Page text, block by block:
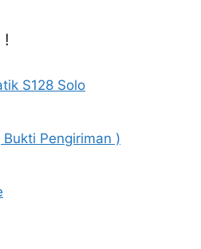
!
S128 Solo
Pengiriman )